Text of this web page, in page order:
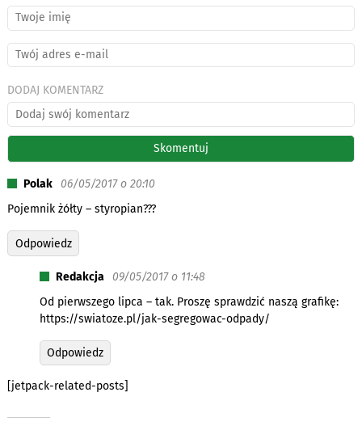
DODAJ KOMENTARZ
Polak 06/05/2017 o 20:10
Pojemnik żółty – styropian???
Odpowiedz
Redakcja 09/05/2017 o 11:48
Od pierwszego lipca – tak. Proszę sprawdzić naszą grafikę:
https://swiatoze.pl/jak-segregowac-odpady/
Odpowiedz
[jetpack-related-posts]